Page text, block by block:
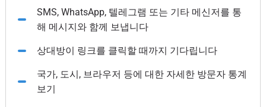
SMS, WhatsApp, 텔레그램 또는 기타 메신저를 통
해 메시지와 함께 보냅니다
상대방이 링크를 클릭할 때까지 기다립니다
국가, 도시, 브라우저 등에 대한 자세한 방문자 통계
보기